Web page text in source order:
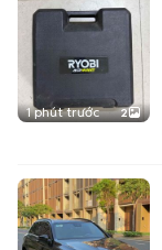
1 phút trước 2